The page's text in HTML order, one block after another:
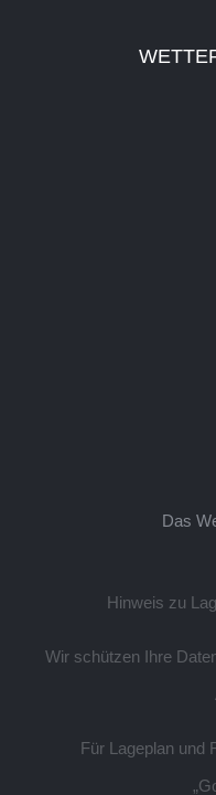
Das
Hinweis zu
Wir schützen Ihre
Für Lageplan und